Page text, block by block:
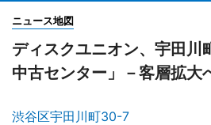
ニュース地図
ディスクユニオン、宇田川
中古センター」－客層拡大
渋谷区宇田川町30-7